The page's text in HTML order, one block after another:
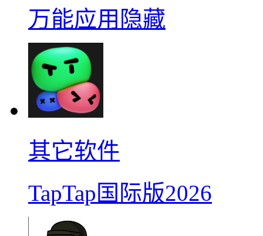
万能应用隐藏
其它软件
TapTap国际版2026